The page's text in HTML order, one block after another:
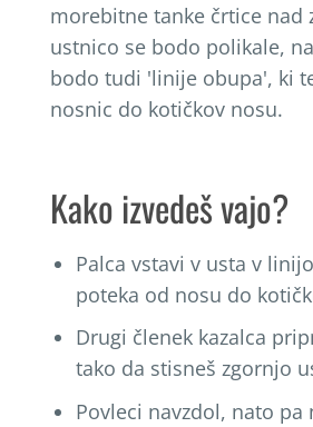
morebitne tanke črtice nad
ustnico se bodo polikale,
bodo tudi 'linije obupa', ki
nosnic do kotičkov nosu.
Kako izvedeš vajo?
Palca vstavi v usta v
poteka od nosu do
Drugi členek kazalca
tako da stisneš zgornjo
Povleci navzdol, nato pa